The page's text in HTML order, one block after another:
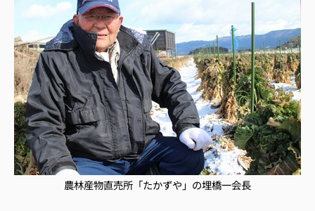
農林産物直売所「たかずや」の埋橋一会長